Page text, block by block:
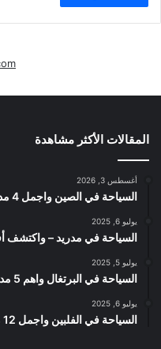
المقالات الأكثر مشاهدة
أغسطس 3, 2026
السياحة في الصين واجمل 4 مدن صينية في 2025
يوليو 6, 2025
السياحة في مدريد – واكتشف
يوليو 5, 2025
السياحة في البرتغال واهم 5 مدن سياحية
يوليو 6, 2025
السياحة في الفلبين واجمل 12 مكان سياحي 2025